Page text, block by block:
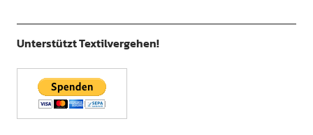
Unterstützt Textilvergehen!